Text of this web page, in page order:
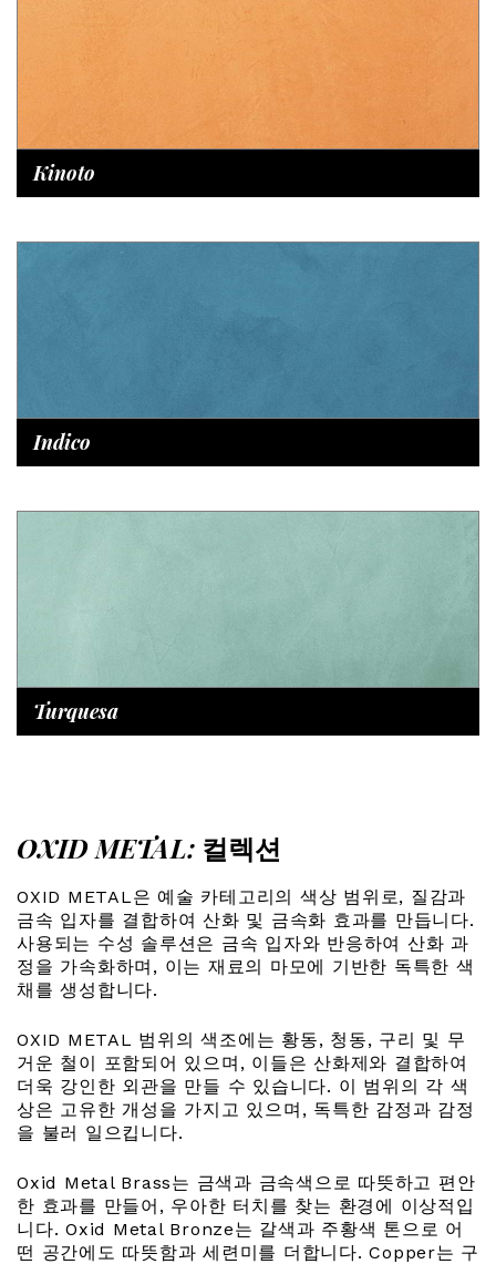
Kinoto
Indico
Turquesa
OXID METAL:컬렉션
OXID METAL은 예술 카테고리의 색상 범위로, 질감과
금속 입자를 결합하여 산화 및 금속화 효과를 만듭니다.
사용되는 수성 솔루션은 금속 입자와 반응하여 산화 과
정을 가속화하며, 이는 재료의 마모에 기반한 독특한 색
채를 생성합니다.
OXID METAL 범위의 색조에는 황동, 청동, 구리 및 무
거운 철이 포함되어 있으며, 이들은 산화제와 결합하여
더욱 강인한 외관을 만들 수 있습니다. 이 범위의 각 색
상은 고유한 개성을 가지고 있으며, 독특한 감정과 감정
을 불러 일으킵니다.
Oxid Metal Brass는 금색과 금속색으로 따뜻하고 편안
한 효과를 만들어, 우아한 터치를 찾는 환경에 이상적입
니다. Oxid Metal Bronze는 갈색과 주황색 톤으로 어
떤 공간에도 따뜻함과 세련미를 더합니다. Copper는 구